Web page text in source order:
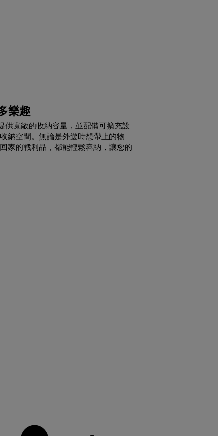
樂趣
供寬敞的收納容量，並配備可擴充設
納空間。無論是外遊時想帶上的物
家的戰利品，都能輕鬆容納，讓您的